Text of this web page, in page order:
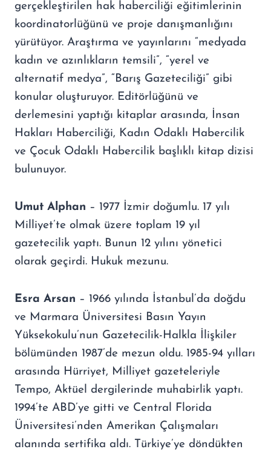
gerçekleştirilen hak haberciliği eğitimlerinin
koordinatorlüğünü ve proje danışmanlığını
yürütüyor. Araştırma ve yayınlarını “medyada
kadın ve azınlıkların temsili”, “yerel ve
alternatif medya”, “Barış Gazeteciliği” gibi
konular oluşturuyor. Editörlüğünü ve
derlemesini yaptığı kitaplar arasında, İnsan
Hakları Haberciliği, Kadın Odaklı Habercilik
ve Çocuk Odaklı Habercilik başlıklı kitap dizisi
bulunuyor.
Umut Alphan – 1977 İzmir doğumlu. 17 yılı
Milliyet’te olmak üzere toplam 19 yıl
gazetecilik yaptı. Bunun 12 yılını yönetici
olarak geçirdi. Hukuk mezunu.
Esra Arsan – 1966 yılında İstanbul’da doğdu
ve Marmara Üniversitesi Basın Yayın
Yüksekokulu’nun Gazetecilik-Halkla İlişkiler
bölümünden 1987’de mezun oldu. 1985-94 yılları
arasında Hürriyet, Milliyet gazeteleriyle
Tempo, Aktüel dergilerinde muhabirlik yaptı.
1994’te ABD’ye gitti ve Central Florida
Üniversitesi’nden Amerikan Çalışmaları
alanında sertifika aldı. Türkiye’ye döndükten